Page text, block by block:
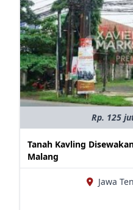
Rp. 125
Tanah Kavling
Malang
Jawa